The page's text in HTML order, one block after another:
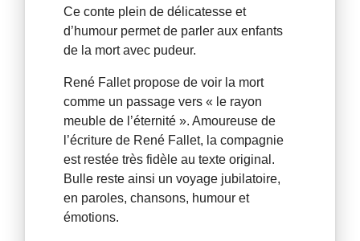
Ce conte plein de délicatesse et
d’humour permet de parler aux enfants
de la mort avec pudeur.
René Fallet propose de voir la mort
comme un passage vers « le rayon
meuble de l’éternité ». Amoureuse de
l’écriture de René Fallet, la compagnie
est restée très fidèle au texte original.
Bulle reste ainsi un voyage jubilatoire,
en paroles, chansons, humour et
émotions.